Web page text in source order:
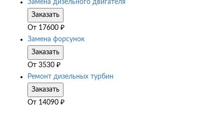
Замена дизельного двигателя
Заказать
От 17600 ₽
Замена форсунок
Заказать
От 3530 ₽
Ремонт дизельных турбин
Заказать
От 14090 ₽